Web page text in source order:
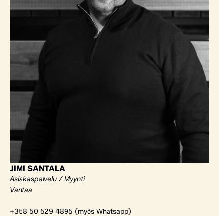
JIMI SANTALA
Asiakaspalvelu / Myynti
Vantaa
+358 50 529 4895 (myös Whatsapp)